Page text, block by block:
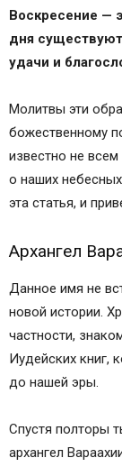
Воскресение —
дня
удачи и
Молитвы эти
божественному
известно не
о наших
эта статья, и
Архангел
Данное имя не
новой истории.
частности,
Иудейских книг,
до нашей эры.
Спустя полторы
архангел